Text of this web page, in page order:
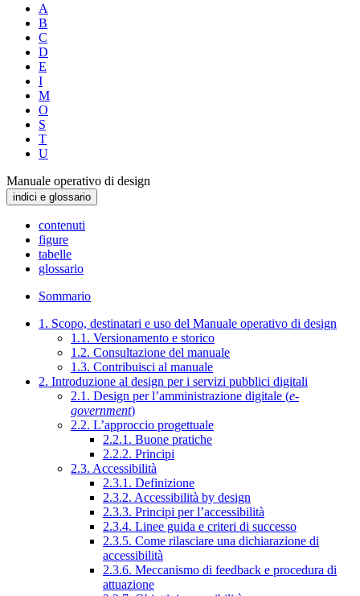
A
B
C
D
E
I
M
O
S
T
U
Manuale operativo di design
indici e glossario
contenuti
figure
tabelle
glossario
Sommario
1. Scopo, destinatari e uso del Manuale operativo di design
1.1. Versionamento e storico
1.2. Consultazione del manuale
1.3. Contribuisci al manuale
2. Introduzione al design per i servizi pubblici digitali
2.1. Design per l’amministrazione digitale (e-
government)
2.2. L’approccio progettuale
2.2.1. Buone pratiche
2.2.2. Principi
2.3. Accessibilità
2.3.1. Definizione
2.3.2. Accessibilità by design
2.3.3. Principi per l’accessibilità
2.3.4. Linee guida e criteri di successo
2.3.5. Come rilasciare una dichiarazione di
accessibilità
2.3.6. Meccanismo di feedback e procedura di
attuazione